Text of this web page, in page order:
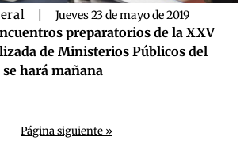
Jueves 23 de mayo de 2019
preparatorios de la XXV
de Ministerios Públicos del
se hará mañana
Página siguiente »